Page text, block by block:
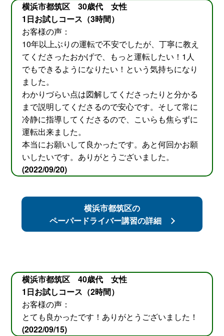
横浜市都筑区 30歳代 女性
1日お試しコース（3時間）
お客様の声：
10年以上ぶりの運転で不安でしたが、丁寧に教え
てくださったおかげで、もっと運転したい！1人
でもできるようになりたい！という気持ちになり
ました。
わかりづらい点は図解してくださったりと分かる
まで説明してくださるので安心です。そして常に
冷静に指導してくださるので、こいらも焦らずに
運転出来ました。
本当にお願いして良かったです。あと何回かお願
いしたいです。ありがとうございました。
(2022/09/20)
横浜市都筑区の
ペーパードライバー講習の詳細
横浜市都筑区 40歳代 女性
1日お試しコース（2時間）
お客様の声：
とても良かったです！ありがとうございました！
(2022/09/15)